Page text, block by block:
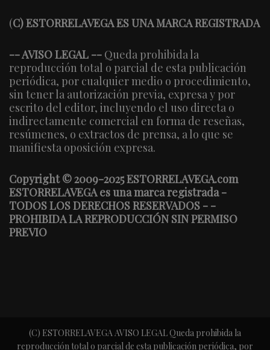
(C) ESTORRELAVEGA ES UNA MARCA REGISTRADA
-- AVISO LEGAL -- Queda prohibida la
reproducción total o parcial de esta publicación
periódica, por cualquier medio o procedimiento,
sin tener la autorización previa, expresa y por
escrito del editor, incluyendo el uso directa o
indirectamente comercial en forma de reseñas,
resúmenes, o extractos de prensa, a lo que se
manifiesta oposición expresa.
Copyright © 2009-2025 ESTORRELAVEGA.com
ESTORRELAVEGA es una marca registrada -
TODOS LOS DERECHOS RESERVADOS - -
PROHIBIDA LA REPRODUCCIÓN SIN PERMISO
PREVIO
(C) ESTORRELAVEGA AVISO LEGAL Queda prohibida la
reproducción total o parcial de esta publicación periódica, por